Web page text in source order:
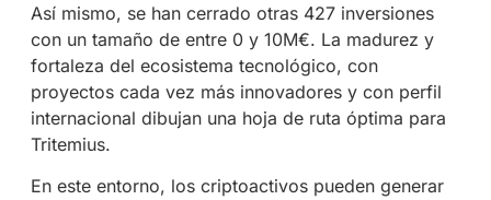
Así mismo, se han cerrado otras 427 inversiones
con un tamaño de entre 0 y 10M€. La madurez y
fortaleza del ecosistema tecnológico, con
proyectos cada vez más innovadores y con perfil
internacional dibujan una hoja de ruta óptima para
Tritemius.
En este entorno, los criptoactivos pueden generar